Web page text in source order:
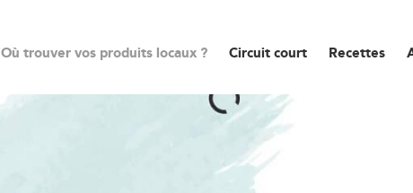
Où trouver vos produits locaux ? Circuit court Recettes